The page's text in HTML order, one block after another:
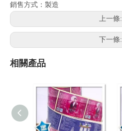
銷售方式：製造
上一條:
下一條:
相關產品